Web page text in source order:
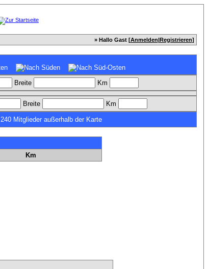
» Hallo Gast [Anmelden|Registrieren]
Breite Km
Breite Km
240 Mitglieder außerhalb der Karte
Km